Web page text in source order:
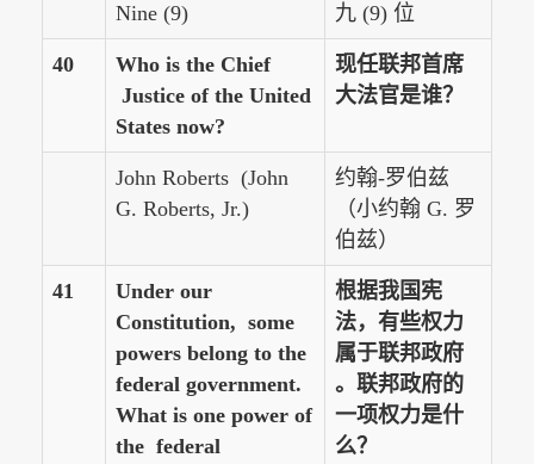
Nine (9) 九 (9) 位
40
Who is the Chief
Justice of the United
States now?
现任联邦首席
大法官是谁？
John Roberts (John
G. Roberts, Jr.)
约翰-罗伯兹
（小约翰 G. 罗
伯兹）
41
Under our
Constitution, some
powers belong to the
federal government.
What is one power of
the federal
根据我国宪
法，有些权力
属于联邦政府
。联邦政府的
一项权力是什
么？